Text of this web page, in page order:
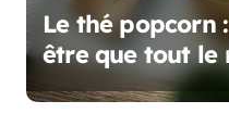
Le thé popcorn
être que tout le
connaître !